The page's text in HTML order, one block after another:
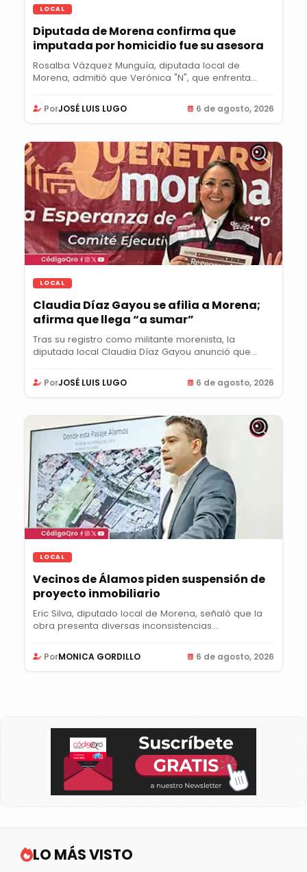
LOCAL
Diputada de Morena confirma que
imputada por homicidio fue su asesora
Rosalba Vázquez Munguía, diputada local de
Morena, admitió que Verónica "N", que enfrenta...
PorJOSÉ LUIS LUGO 6 de agosto, 2026
LOCAL
Claudia Díaz Gayou se afilia a Morena;
afirma que llega “a sumar”
Tras su registro como militante morenista, la
diputada local Claudia Díaz Gayou anunció que...
PorJOSÉ LUIS LUGO 6 de agosto, 2026
LOCAL
Vecinos de Álamos piden suspensión de
proyecto inmobiliario
Eric Silva, diputado local de Morena, señaló que la
obra presenta diversas inconsistencias...
PorMONICA GORDILLO 6 de agosto, 2026
LO MÁS VISTO